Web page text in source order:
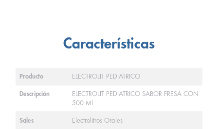
Características
Producto ELECTROLIT PEDIATRICO
Descripción
ELECTROLIT PEDIATRICO SABOR FRESA CON
500 ML
Sales Electrolitros Orales